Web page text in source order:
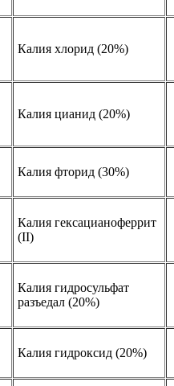
Калия хлорид (20%)
Калия цианид (20%)
Калия фторид (30%)
Калия гексацианоферрит
(II)
Калия гидросульфат
разъедал (20%)
Калия гидроксид (20%)